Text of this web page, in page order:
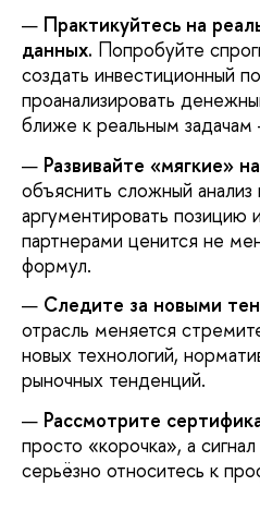
Практикуйтесь на
данных. Попробуйте
создать инвестиционный
проанализировать
ближе к реальным
Развивайте «мягкие»
объяснить сложный
аргументировать позицию
партнерами ценится не
формул.
Следите за новыми
отрасль меняется
новых технологий,
рыночных тенденций.
Рассмотрите
просто «корочка», а
серьёзно относитесь к